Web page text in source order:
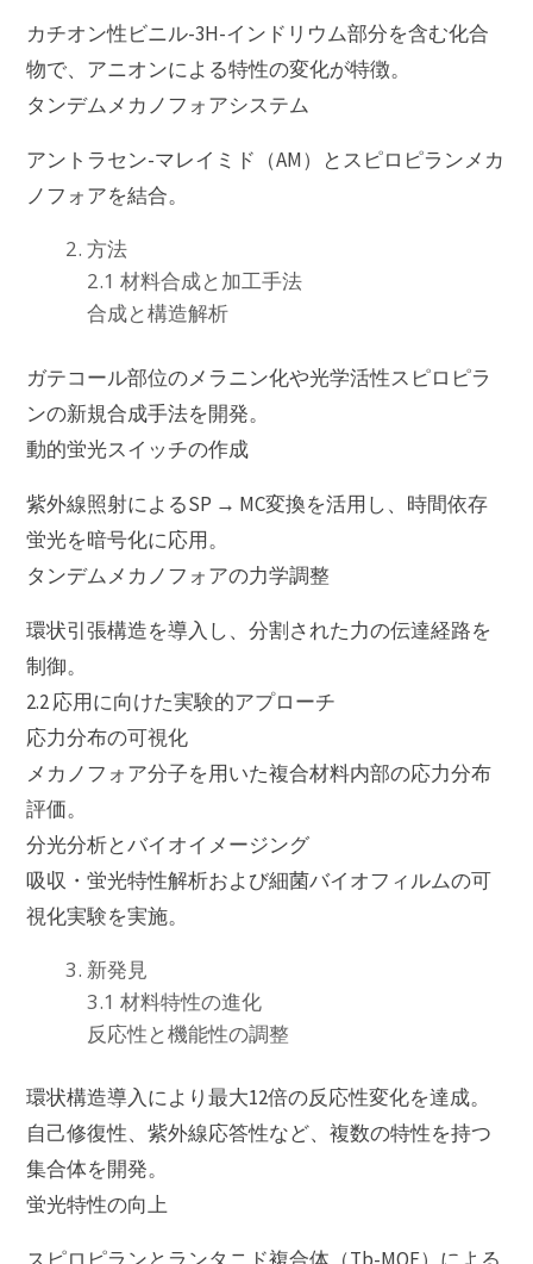
カチオン性ビニル-3H-インドリウム部分を含む化合
物で、アニオンによる特性の変化が特徴。
タンデムメカノフォアシステム
アントラセン-マレイミド（AM）とスピロピランメカ
ノフォアを結合。
方法
2.1 材料合成と加工手法
合成と構造解析
ガテコール部位のメラニン化や光学活性スピロピラ
ンの新規合成手法を開発。
動的蛍光スイッチの作成
紫外線照射によるSP → MC変換を活用し、時間依存
蛍光を暗号化に応用。
タンデムメカノフォアの力学調整
環状引張構造を導入し、分割された力の伝達経路を
制御。
2.2 応用に向けた実験的アプローチ
応力分布の可視化
メカノフォア分子を用いた複合材料内部の応力分布
評価。
分光分析とバイオイメージング
吸収・蛍光特性解析および細菌バイオフィルムの可
視化実験を実施。
新発見
3.1 材料特性の進化
反応性と機能性の調整
環状構造導入により最大12倍の反応性変化を達成。
自己修復性、紫外線応答性など、複数の特性を持つ
集合体を開発。
蛍光特性の向上